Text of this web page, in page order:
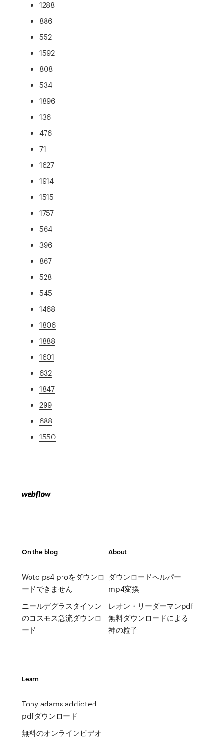
1288
886
552
1592
808
534
1896
136
476
71
1627
1914
1515
1757
564
396
867
528
545
1468
1806
1888
1601
632
1847
299
688
1550
On the blog
Wotc ps4 proをダウンロ
ードできません
ニールデグラスタイソン
のコスモス急流ダウンロ
ード
About
ダウンロードヘルパー
mp4変換
レオン・リーダーマンpdf
無料ダウンロードによる
神の粒子
Learn
Tony adams addicted
pdfダウンロード
無料のオンラインビデオ